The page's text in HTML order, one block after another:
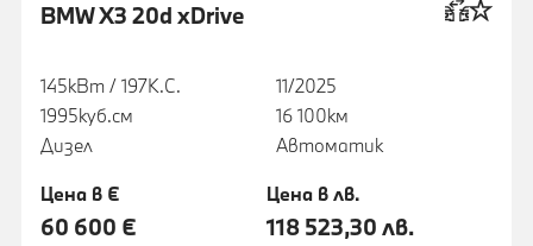
BMW X3 20d xDrive
145кВт / 197К.С.
1995куб.cм
Дизел
11/2025
16 100км
Автоматик
Цена в €
60 600 €
Цена в лв.
118 523,30 лв.